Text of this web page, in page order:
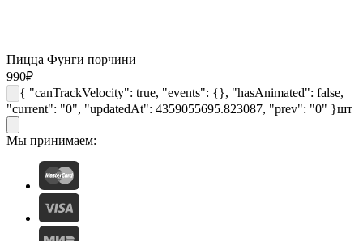
Пицца Фунги порчини
990₽
{ "canTrackVelocity": true, "events": {}, "hasAnimated": false,
"current": "0", "updatedAt": 4359055695.823087, "prev": "0" }шт
Мы принимаем: